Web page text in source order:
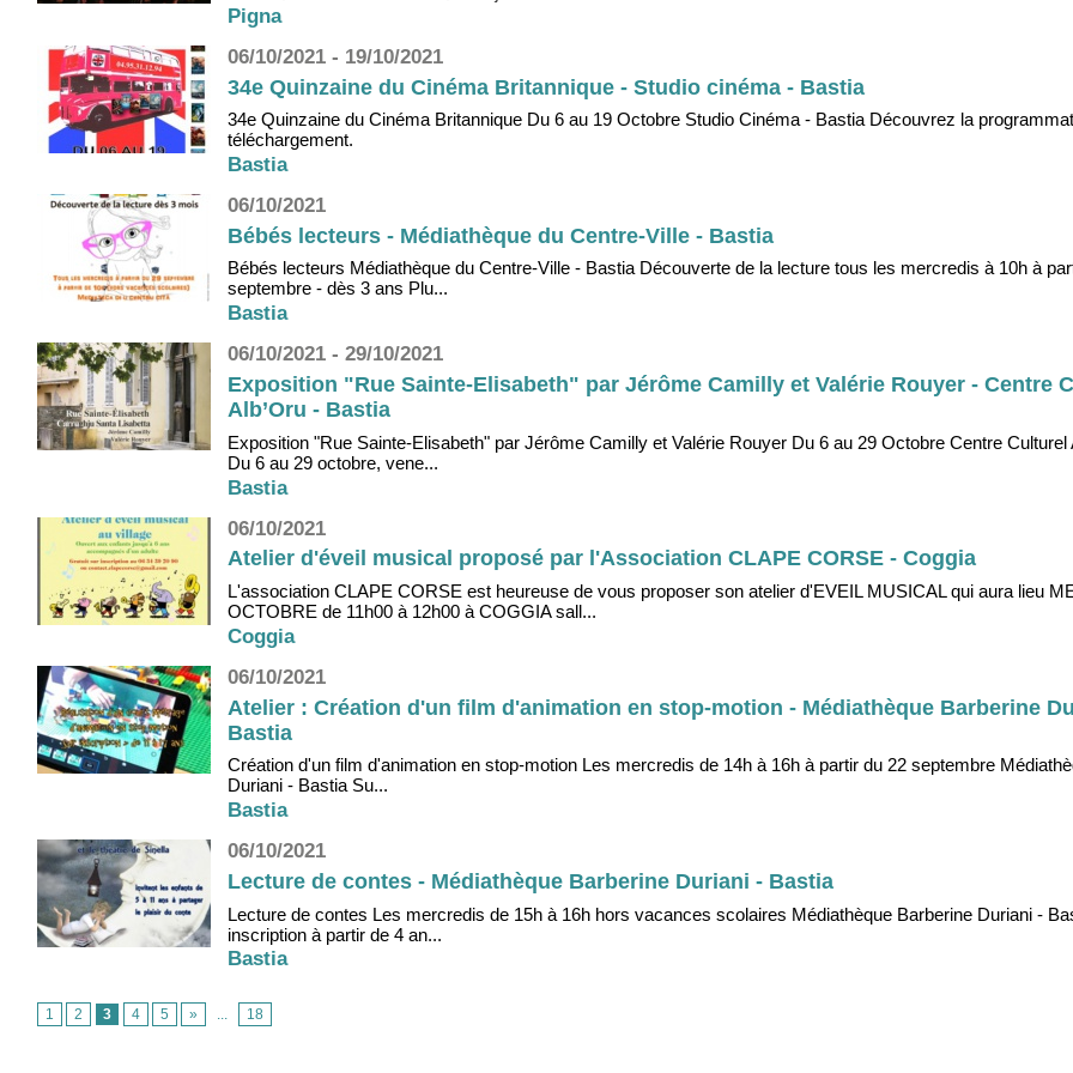
Pigna
06/10/2021 - 19/10/2021
34e Quinzaine du Cinéma Britannique - Studio cinéma - Bastia
34e Quinzaine du Cinéma Britannique Du 6 au 19 Octobre Studio Cinéma - Bastia Découvrez la
téléchargement.
Bastia
06/10/2021
Bébés lecteurs - Médiathèque du Centre-Ville - Bastia
Bébés lecteurs Médiathèque du Centre-Ville - Bastia Découverte de la lecture tous les mercredis à 10h à
septembre - dès 3 ans Plu...
Bastia
06/10/2021 - 29/10/2021
Exposition "Rue Sainte-Elisabeth" par Jérôme Camilly et Valérie Rouyer - Centre
Alb’Oru - Bastia
Exposition "Rue Sainte-Elisabeth" par Jérôme Camilly et Valérie Rouyer Du 6 au 29 Octobre Centre
Du 6 au 29 octobre, vene...
Bastia
06/10/2021
Atelier d'éveil musical proposé par l'Association CLAPE CORSE - Coggia
L'association CLAPE CORSE est heureuse de vous proposer son atelier d'EVEIL MUSICAL qui aura lieu
OCTOBRE de 11h00 à 12h00 à COGGIA sall...
Coggia
06/10/2021
Atelier : Création d'un film d'animation en stop-motion - Médiathèque Barberine
Bastia
Création d'un film d'animation en stop-motion Les mercredis de 14h à 16h à partir du 22 septembre
Duriani - Bastia Su...
Bastia
06/10/2021
Lecture de contes - Médiathèque Barberine Duriani - Bastia
Lecture de contes Les mercredis de 15h à 16h hors vacances scolaires Médiathèque Barberine Duriani -
inscription à partir de 4 an...
Bastia
1 2 3 4 5 » ... 18